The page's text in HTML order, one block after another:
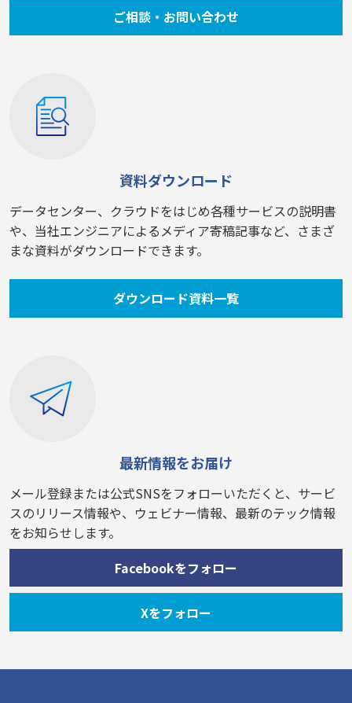
ご相談・お問い合わせ
資料ダウンロード
データセンター、クラウドをはじめ各種サービスの説明書
や、当社エンジニアによるメディア寄稿記事など、さまざ
まな資料がダウンロードできます。
ダウンロード資料一覧
最新情報をお届け
メール登録または公式SNSをフォローいただくと、サービ
スのリリース情報や、ウェビナー情報、最新のテック情報
をお知らせします。
Facebookをフォロー
Xをフォロー